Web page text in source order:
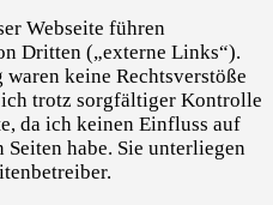
Webseite führen
Dritten („externe Links“).
keine Rechtsverstöße
trotz sorgfältiger Kontrolle
da ich keinen Einfluss auf
habe. Sie unterliegen